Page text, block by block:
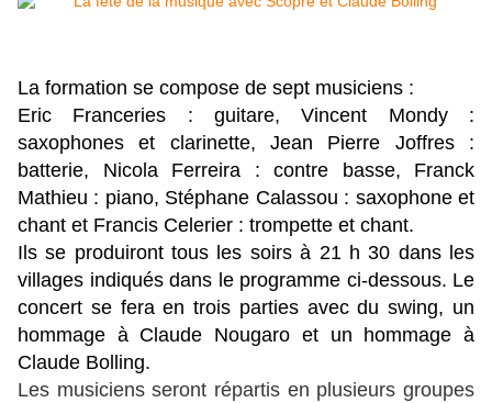
La formation se compose de sept musiciens :
Eric Franceries : guitare, Vincent Mondy :
saxophones et clarinette, Jean Pierre Joffres :
batterie, Nicola Ferreira : contre basse, Franck
Mathieu : piano, Stéphane Calassou : saxophone et
chant et Francis Celerier : trompette et chant.
Ils se produiront tous les soirs à 21 h 30 dans les
villages indiqués dans le programme ci-dessous. Le
concert se fera en trois parties avec du swing, un
hommage à Claude Nougaro et un hommage à
Claude Bolling.
Les musiciens seront répartis en plusieurs groupes